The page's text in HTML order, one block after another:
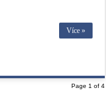
Více »
Page 1 of 4